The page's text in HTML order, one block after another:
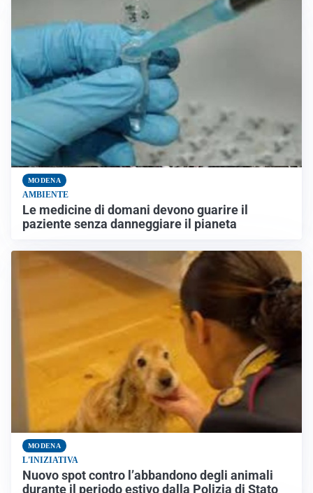
MODENA
AMBIENTE
Le medicine di domani devono guarire il
paziente senza danneggiare il pianeta
MODENA
L'INIZIATIVA
Nuovo spot contro l’abbandono degli animali
durante il periodo estivo dalla Polizia di Stato